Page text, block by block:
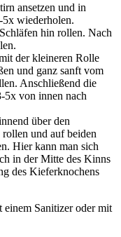
ansetzen und in
5x wiederholen.
hin rollen. Nach
der kleineren Rolle
und ganz sanft vom
Anschließend die
5x von innen nach
über den
und auf beiden
Hier kann man sich
in der Mitte des Kinns
des Kieferknochens
Sanitizer oder mit